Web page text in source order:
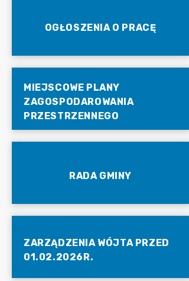
OGŁOSZENIA O PRACĘ
MIEJSCOWE PLANY
ZAGOSPODAROWANIA
PRZESTRZENNEGO
RADA GMINY
ZARZĄDZENIA WÓJTA PRZED
01.02.2026R.